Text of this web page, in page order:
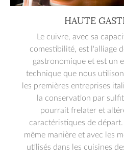
HAUTE
Le cuivre, avec sa
comestibilité, est l'alliage
gastronomique et est un
technique que nous
les premières entreprises
la conservation par
pourrait frelater et
caractéristiques de
même manière et avec les
utilisés dans les cuisines